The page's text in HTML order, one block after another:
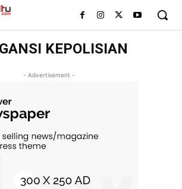
KEPOLISIAN
- Advertisement -